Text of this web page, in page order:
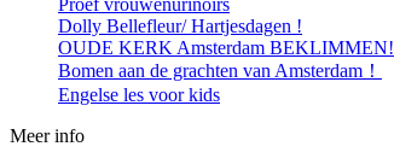
Dolly Bellefleur/ Hartjesdagen !
OUDE KERK Amsterdam BEKLIMMEN!
Bomen aan de grachten van Amsterdam！
Engelse les voor kids
Meer info